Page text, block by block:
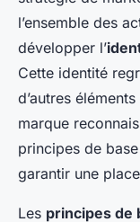
Louise• 24 avril
l’ensemble des
développer l’
Cette identité
d’autres
marque
principes de
garantir une
Les principes de